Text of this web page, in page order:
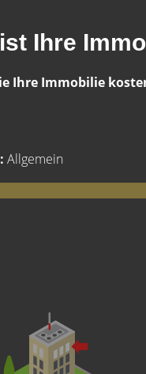
Ihre
Ihre Immobilie
Allgemein